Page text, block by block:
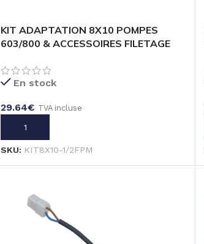
KIT ADAPTATION 8X10 POMPES
603/800 & ACCESSOIRES FILETAGE
En stock
29.64€ TVA incluse
AJOUTER AU PANIER
SKU: KIT8X10-1/2FPM